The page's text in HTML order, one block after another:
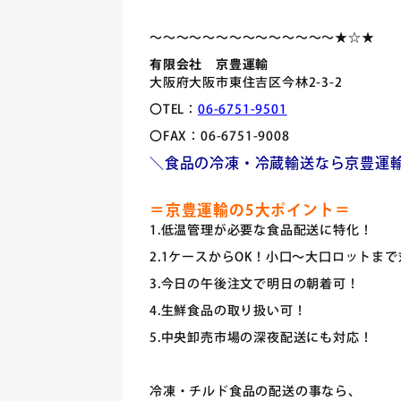
～～～～～～～～～～～～～～★☆★
有限会社 京豊運輸
大阪府大阪市東住吉区今林2-3-2
〇TEL：06-6751-9501
〇FAX：06-6751-9008
＼食品の冷凍・冷蔵輸送なら京豊運
＝京豊運輸の5大ポイント＝
1.低温管理が必要な食品配送に特化！
2.1ケースからOK！小口～大口ロットまで
3.今日の午後注文で明日の朝着可！
4.生鮮食品の取り扱い可！
5.中央卸売市場の深夜配送にも対応！
冷凍・チルド食品の配送の事なら、